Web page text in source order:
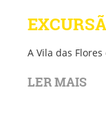
A Vila das Flores
LER MAIS